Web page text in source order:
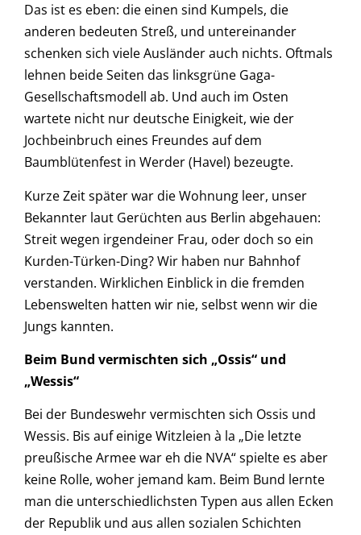
Das ist es eben: die einen sind Kumpels, die
anderen bedeuten Streß, und untereinander
schenken sich viele Ausländer auch nichts. Oftmals
lehnen beide Seiten das linksgrüne Gaga-
Gesellschaftsmodell ab. Und auch im Osten
wartete nicht nur deutsche Einigkeit, wie der
Jochbeinbruch eines Freundes auf dem
Baumblütenfest in Werder (Havel) bezeugte.
Kurze Zeit später war die Wohnung leer, unser
Bekannter laut Gerüchten aus Berlin abgehauen:
Streit wegen irgendeiner Frau, oder doch so ein
Kurden-Türken-Ding? Wir haben nur Bahnhof
verstanden. Wirklichen Einblick in die fremden
Lebenswelten hatten wir nie, selbst wenn wir die
Jungs kannten.
Beim Bund vermischten sich „Ossis“ und
„Wessis“
Bei der Bundeswehr vermischten sich Ossis und
Wessis. Bis auf einige Witzleien à la „Die letzte
preußische Armee war eh die NVA“ spielte es aber
keine Rolle, woher jemand kam. Beim Bund lernte
man die unterschiedlichsten Typen aus allen Ecken
der Republik und aus allen sozialen Schichten